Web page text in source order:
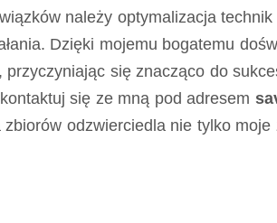
należy optymalizacja
Dzięki mojemu bogatemu
przyczyniając się znacząco do
się ze mną pod adresem
odzwierciedla nie tylko